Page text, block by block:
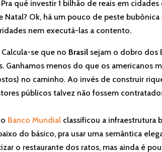
quê investir 1 bilhão de reais em
Natal? Ok, há um pouco de peste
nem executá-las a contento.
se que no Brasil sejam o dobro dos
Ganhamos menos do que os americanos
no caminho. Ao invés de construir
públicos talvez não fossem
Banco Mundial classificou a infraestrutura
do básico, pra usar uma semântica
o restaurante dos ratos, mas ainda é